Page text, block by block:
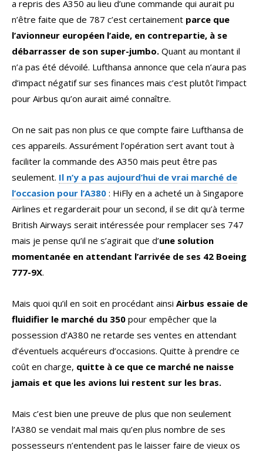
a repris des A350 au lieu d’une commande qui aurait pu
n’être faite que de 787 c’est certainement parce que
l’avionneur européen l’aide, en contrepartie, à se
débarrasser de son super-jumbo. Quant au montant il
n’a pas été dévoilé. Lufthansa annonce que cela n’aura pas
d’impact négatif sur ses finances mais c’est plutôt l’impact
pour Airbus qu’on aurait aimé connaître.
On ne sait pas non plus ce que compte faire Lufthansa de
ces appareils. Assurément l’opération sert avant tout à
faciliter la commande des A350 mais peut être pas
seulement. Il n’y a pas aujourd’hui de vrai marché de
l’occasion pour l’A380 : HiFly en a acheté un à Singapore
Airlines et regarderait pour un second, il se dit qu’à terme
British Airways serait intéressée pour remplacer ses 747
mais je pense qu’il ne s’agirait que d’une solution
momentanée en attendant l’arrivée de ses 42 Boeing
777-9X.
Mais quoi qu’il en soit en procédant ainsi Airbus essaie de
fluidifier le marché du 350 pour empêcher que la
possession d’A380 ne retarde ses ventes en attendant
d’éventuels acquéreurs d’occasions. Quitte à prendre ce
coût en charge, quitte à ce que ce marché ne naisse
jamais et que les avions lui restent sur les bras.
Mais c’est bien une preuve de plus que non seulement
l’A380 se vendait mal mais qu’en plus nombre de ses
possesseurs n’entendent pas le laisser faire de vieux os